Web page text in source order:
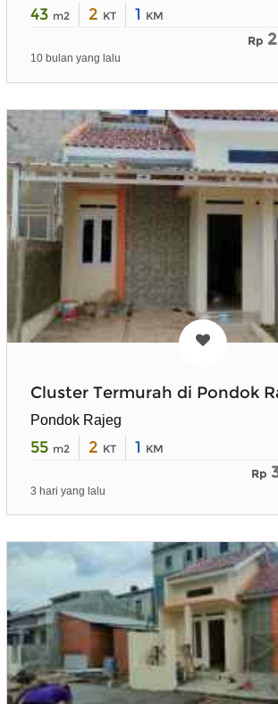
43 m2 2 KT 1 KM
Rp
10 bulan yang lalu
Cluster Termurah di Pondok
Pondok Rajeg
55 m2 2 KT 1 KM
Rp
3 hari yang lalu